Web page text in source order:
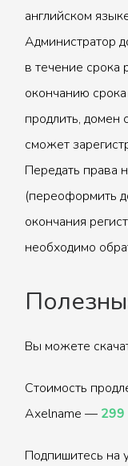
английском
Администратор
в течение срока
окончанию
продлить, домен
сможет
Передать права
(переоформить
окончания
необходимо
Вы можете
Стоимость
Axelname — 299
Подпишитесь на